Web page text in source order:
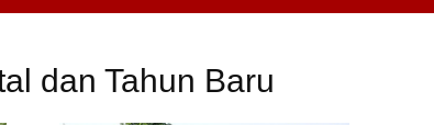
dan Tahun Baru